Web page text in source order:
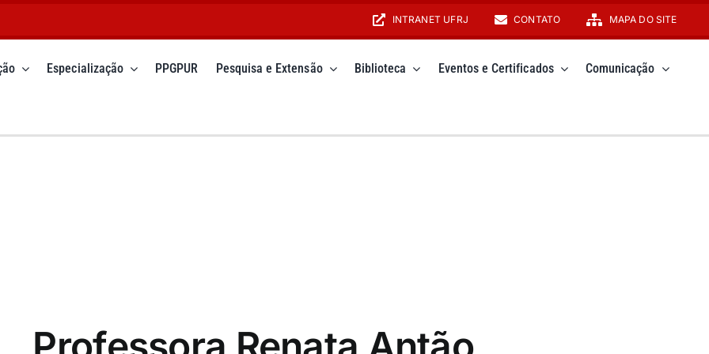
INTRANET UFRJ CONTATO MAPA DO SITE
Especialização PPGPUR Pesquisa e Extensão Biblioteca Eventos e Certificados Comunicação